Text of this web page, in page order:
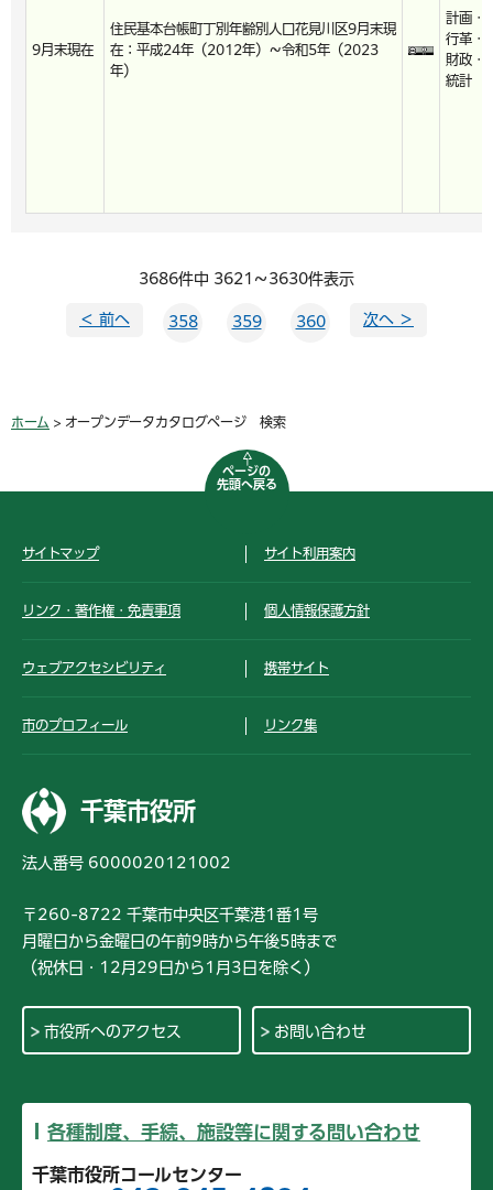
9月末現在
住民基本台帳町丁別年齢別人口花見川区9月末現
在：平成24年（2012年）～令和5年（2023
年）
計画・
行革・
財政・
統計
3686件中 3621～3630件表示
＜ 前へ 358 359 360 次へ ＞
ホーム > オープンデータカタログページ 検索
ページの
先頭へ戻る
サイトマップ サイト利用案内
リンク・著作権・免責事項 個人情報保護方針
ウェブアクセシビリティ 携帯サイト
市のプロフィール リンク集
千葉市役所
法人番号 6000020121002
〒260-8722 千葉市中央区千葉港1番1号
月曜日から金曜日の午前9時から午後5時まで
（祝休日・12月29日から1月3日を除く）
市役所へのアクセス お問い合わせ
各種制度、手続、施設等に関する問い合わせ
千葉市役所コールセンター